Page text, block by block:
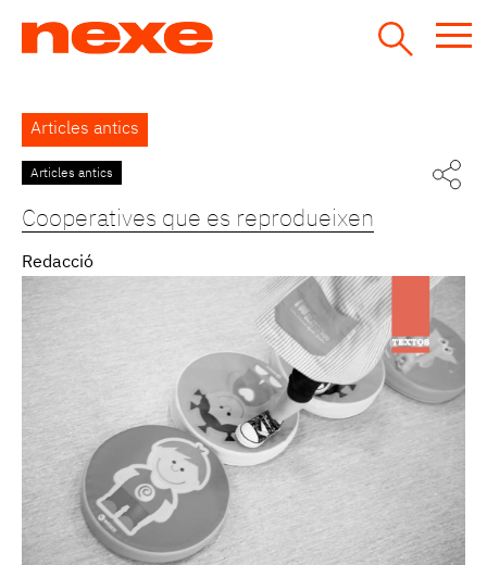
Back
to
top
Articles antics
Articles antics
Cooperatives que es reprodueixen
Redacció
Pàgines